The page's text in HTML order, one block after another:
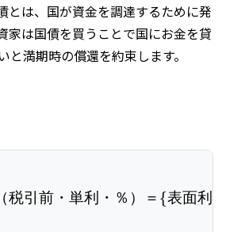
とは、国が資金を調達するために発
家は国債を買うことで国にお金を貸
と満期時の償還を約束します。
債権の利回り（税引前
税引前・単利・％）＝ {表面利